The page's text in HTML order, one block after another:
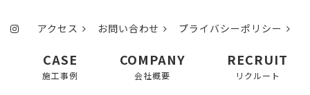
アクセス お問い合わせ プライバシーポリシー
CASE
施工事例
COMPANY
会社概要
RECRUIT
リクルート